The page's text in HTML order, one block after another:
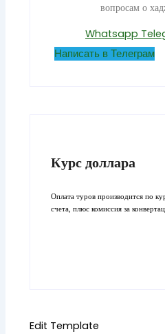
вопросам о
Whatsapp
Написать в Телеграм
Курс доллара
Оплата туров производится по
счета, плюс комиссия за
Edit Template